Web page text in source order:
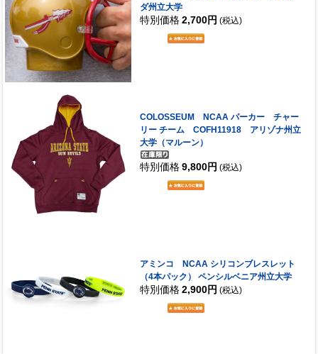
ダ州立大学
特別価格 2,700円 (税込)
COLOSSEUM NCAA パーカー チャー
リー チーム COFH11918 アリゾナ州立
大学（マルーン）
特別価格 9,800円 (税込)
アミンコ NCAA シリコンブレスレット
（4本パック） ペンシルベニア州立大学
特別価格 2,900円 (税込)